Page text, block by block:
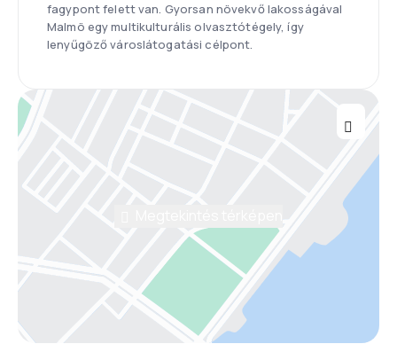
fagypont felett van. Gyorsan növekvő lakosságával
Malmö egy multikulturális olvasztótégely, így
lenyűgöző városlátogatási célpont.